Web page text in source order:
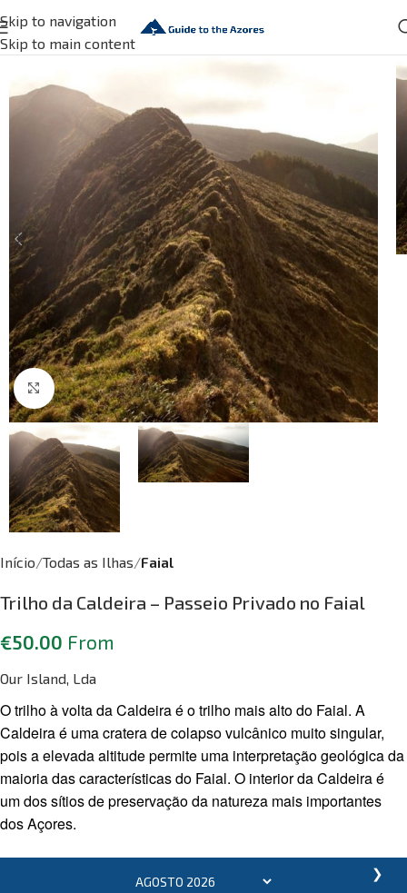
Skip to navigation
Skip to main content
Click to enlarge
Início Todas as Ilhas Faial
Trilho da Caldeira – Passeio Privado no Faial
€50.00 From
Our Island, Lda
O trilho à volta da Caldeira é o trilho mais alto do Faial. A
Caldeira é uma cratera de colapso vulcânico muito singular,
pois a elevada altitude permite uma interpretação geológica da
maioria das características do Faial. O interior da Caldeira é
um dos sítios de preservação da natureza mais importantes
dos Açores.
❯